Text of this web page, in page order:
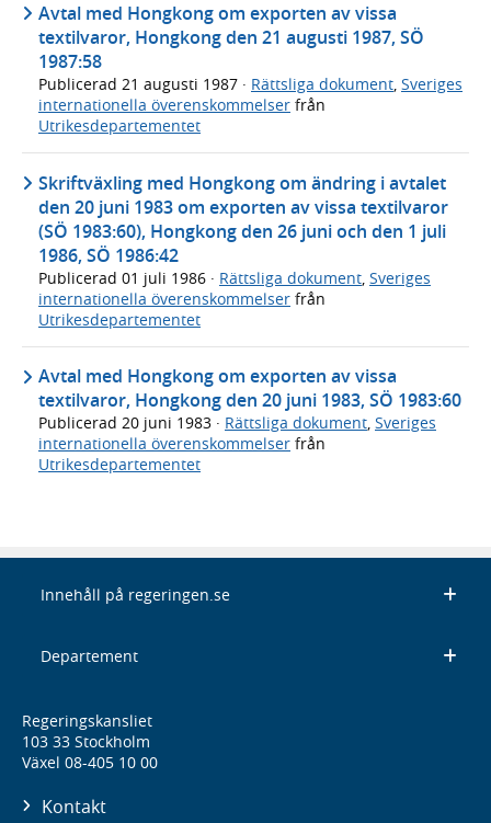
Avtal med Hongkong om exporten av vissa
textilvaror, Hongkong den 21 augusti 1987, SÖ
1987:58
Publicerad 21 augusti 1987 · Rättsliga dokument, Sveriges
internationella överenskommelser från
Utrikesdepartementet
Skriftväxling med Hongkong om ändring i avtalet
den 20 juni 1983 om exporten av vissa textilvaror
(SÖ 1983:60), Hongkong den 26 juni och den 1 juli
1986, SÖ 1986:42
Publicerad 01 juli 1986 · Rättsliga dokument Sveriges
internationella överenskommelser från
Utrikesdepartementet
Avtal med Hongkong om exporten av vissa
textilvaror, Hongkong den 20 juni 1983, SÖ 1983:60
Publicerad 20 juni 1983 · Rättsliga dokument, Sveriges
internationella överenskommelser från
Utrikesdepartementet
Innehåll på regeringen.se
Departement
Regeringskansliet
103 33 Stockholm
Växel 08-405 10 00
Kontakt